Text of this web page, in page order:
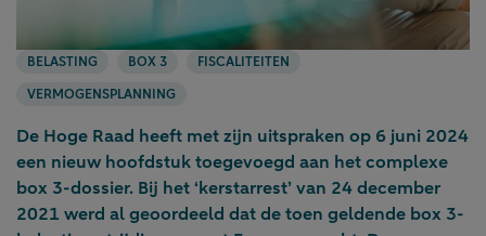
BELASTING BOX 3
FISCALITEITEN
VERMOGENSPLANNING
De Hoge Raad heeft met zijn uitspraken op 6 juni 2024
een nieuw hoofdstuk toegevoegd aan het complexe
box 3-dossier. Bij het ‘kerstarrest’ van 24 december
2021 werd al geoordeeld dat de toen geldende box 3-